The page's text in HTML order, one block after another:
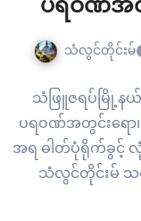
ပရဝဏ်အတွ
သံလွင်တိုင်းမ်
သံဖြူဇရပ်မြို့နယ်
ပရဝဏ်အတွင်းရော
အရ ဓါတ်ပုံရိုက်ခွင့် လုံ
သံလွင်တိုင်းမ် သ